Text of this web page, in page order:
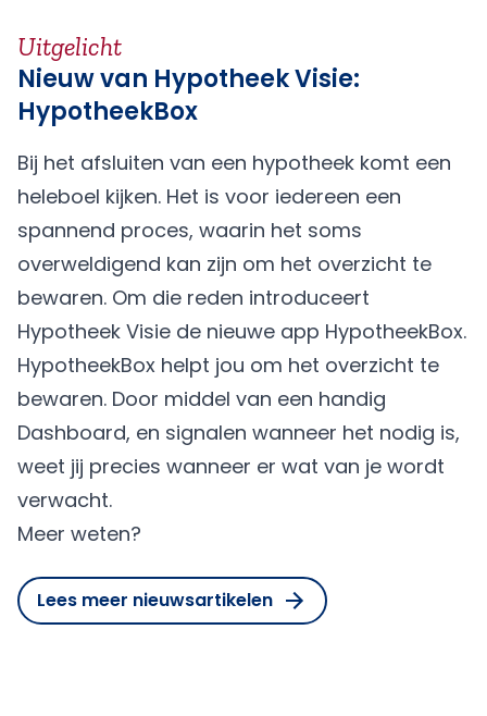
Uitgelicht
Nieuw van Hypotheek Visie:
HypotheekBox
Bij het afsluiten van een hypotheek komt een
heleboel kijken. Het is voor iedereen een
spannend proces, waarin het soms
overweldigend kan zijn om het overzicht te
bewaren. Om die reden introduceert
Hypotheek Visie de nieuwe app HypotheekBox.
HypotheekBox helpt jou om het overzicht te
bewaren. Door middel van een handig
Dashboard, en signalen wanneer het nodig is,
weet jij precies wanneer er wat van je wordt
verwacht.
Meer weten?
Lees meer nieuwsartikelen